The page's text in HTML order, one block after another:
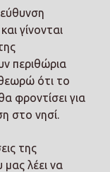
γίνονται
περιθώρια
ότι το
φροντίσει για
στο νησί.
της
λέει να